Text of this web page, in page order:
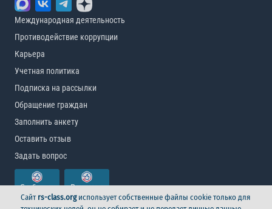
Международная деятельность
Противодействие коррупции
Карьера
Учетная политика
Подписка на рассылки
Обращение граждан
Заполнить анкету
Оставить отзыв
Задать вопрос
Сайт rs-class.orgиспользует собственные файлы cookie только для